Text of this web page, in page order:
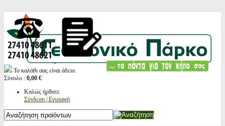
Το καλάθι σας είναι άδειο.
Σύνολο : 0,00 €
Καλώς ήρθατε
Σύνδεση | Εγγραφή